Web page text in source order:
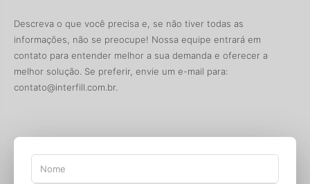
Descreva o que você precisa e, se não tiver todas as
informações, não se preocupe! Nossa equipe entrará em
contato para entender melhor a sua demanda e oferecer a
melhor solução. Se preferir, envie um e-mail para:
contato@interfill.com.br.